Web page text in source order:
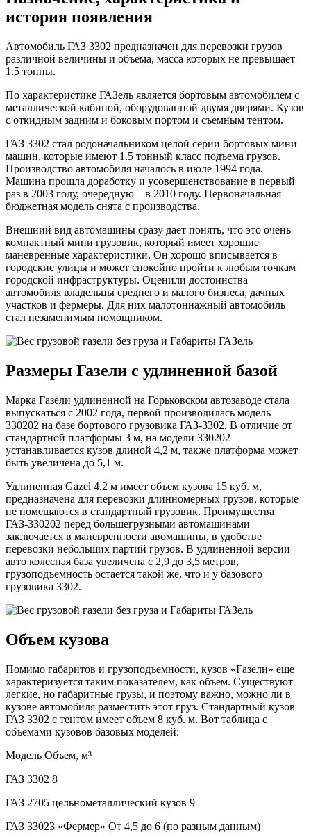
история появления
Автомобиль ГАЗ 3302 предназначен для перевозки грузов
различной величины и объема, масса которых не превышает
1.5 тонны.
По характеристике ГАЗель является бортовым автомобилем с
металлической кабиной, оборудованной двумя дверями. Кузов
с откидным задним и боковым портом и съемным тентом.
ГАЗ 3302 стал родоначальником целой серии бортовых мини
машин, которые имеют 1.5 тонный класс подъема грузов.
Производство автомобиля началось в июле 1994 года.
Машина прошла доработку и усовершенствование в первый
раз в 2003 году, очередную – в 2010 году. Первоначальная
бюджетная модель снята с производства.
Внешний вид автомашины сразу дает понять, что это очень
компактный мини грузовик, который имеет хорошие
маневренные характеристики. Он хорошо вписывается в
городские улицы и может спокойно пройти к любым точкам
городской инфраструктуры. Оценили достоинства
автомобиля владельцы среднего и малого бизнеса, дачных
участков и фермеры. Для них малотоннажный автомобиль
стал незаменимым помощником.
Размеры Газели с удлиненной базой
Марка Газели удлиненной на Горьковском автозаводе стала
выпускаться с 2002 года, первой производилась модель
330202 на базе бортового грузовика ГАЗ-3302. В отличие от
стандартной платформы 3 м, на модели 330202
устанавливается кузов длиной 4,2 м, также платформа может
быть увеличена до 5,1 м.
Удлиненная Gazel 4,2 м имеет объем кузова 15 куб. м,
предназначена для перевозки длинномерных грузов, которые
не помещаются в стандартный грузовик. Преимущества
ГАЗ-330202 перед большегрузными автомашинами
заключается в маневренности авомашины, в удобстве
перевозки небольших партий грузов. В удлиненной версии
авто колесная база увеличена с 2,9 до 3,5 метров,
грузоподъемность остается такой же, что и у базового
грузовика 3302.
Объем кузова
Помимо габаритов и грузоподъемности, кузов «Газели» еще
характеризуется таким показателем, как объем. Существуют
легкие, но габаритные грузы, и поэтому важно, можно ли в
кузове автомобиля разместить этот груз. Стандартный кузов
ГАЗ 3302 с тентом имеет объем 8 куб. м. Вот таблица с
объемами кузовов базовых моделей:
Модель Объем, м³
ГАЗ 3302 8
ГАЗ 2705 цельнометаллический кузов 9
ГАЗ 33023 «Фермер» От 4,5 до 6 (по разным данным)